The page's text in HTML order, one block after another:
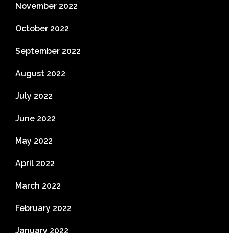
November 2022
October 2022
September 2022
August 2022
July 2022
June 2022
May 2022
April 2022
March 2022
February 2022
January 2022